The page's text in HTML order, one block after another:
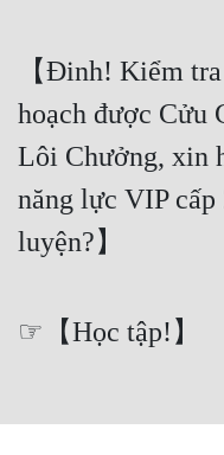
Góc Nhìn Nữ
Huyền Huyễn
Huyền Nghi
Hài Hước
Học Đường
【Đinh! Kiểm
hoạch được Cửu
Lôi Chưởng, xin
năng lực VIP
luyện?】
☞【Học tập!】